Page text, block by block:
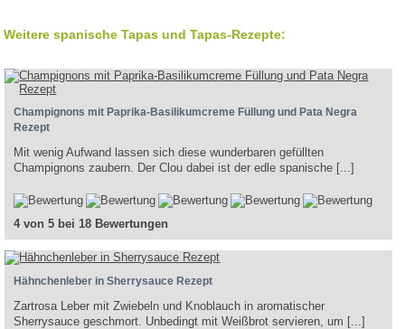
Weitere spanische Tapas und Tapas-Rezepte:
Champignons mit Paprika-Basilikumcreme Füllung und Pata Negra
Rezept
Mit wenig Aufwand lassen sich diese wunderbaren gefüllten
Champignons zaubern. Der Clou dabei ist der edle spanische [...]
4 von 5 bei 18 Bewertungen
Hähnchenleber in Sherrysauce Rezept
Zartrosa Leber mit Zwiebeln und Knoblauch in aromatischer
Sherrysauce geschmort. Unbedingt mit Weißbrot servieren, um [...]